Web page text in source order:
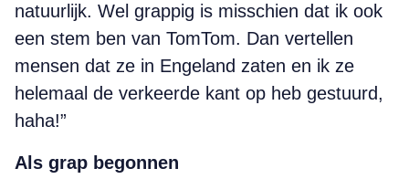
natuurlijk. Wel grappig is misschien dat ik ook
een stem ben van TomTom. Dan vertellen
mensen dat ze in Engeland zaten en ik ze
helemaal de verkeerde kant op heb gestuurd,
haha!”
Als grap begonnen